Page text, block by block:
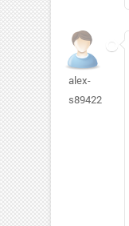
alex-
s89422